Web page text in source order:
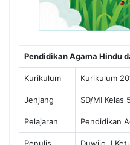
Pendidikan Agama Hindu
Kurikulum Kurikulum
Jenjang SD/MI Kelas
Pelajaran Pendidikan
Penulis Duwijo, I